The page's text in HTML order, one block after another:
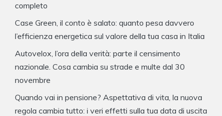
completo
Case Green, il conto è salato: quanto pesa davvero
l’efficienza energetica sul valore della tua casa in Italia
Autovelox, l’ora della verità: parte il censimento
nazionale. Cosa cambia su strade e multe dal 30
novembre
Quando vai in pensione? Aspettativa di vita, la nuova
regola cambia tutto: i veri effetti sulla tua data di uscita